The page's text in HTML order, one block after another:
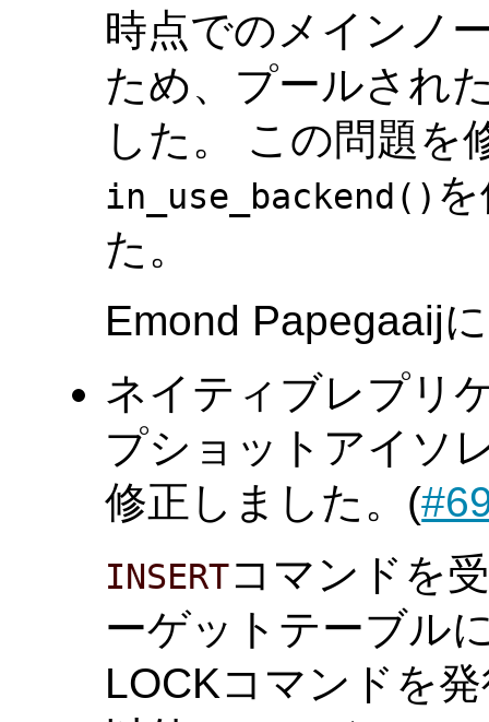
時点でのメインノ
ため、プールされ
した。 この問題を
in_use_backend()
た。
Emond Papegaaij
ネイティブレプリ
プショットアイソ
修正しました。(
INSERTコマンドを
ーゲットテーブル
LOCKコマンドを